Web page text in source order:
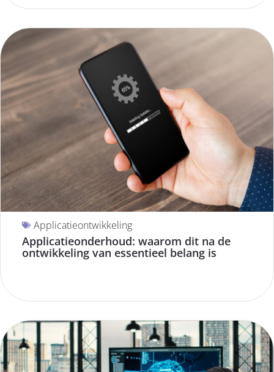
Applicatieontwikkeling
Applicatieonderhoud: waarom dit na de
ontwikkeling van essentieel belang is